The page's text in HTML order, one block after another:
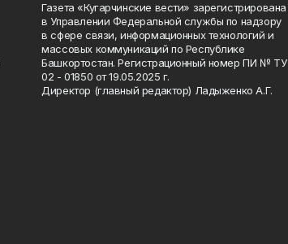
Газета «Кугарчинские вести» зарегистрирована
в Управлении Федеральной службы по надзору
в сфере связи, информационных технологий и
массовых коммуникаций по Республике
Башкортостан. Регистрационный номер ПИ № ТУ
02 - 01850 от 19.05.2025 г.
Директор (главный редактор) Ладыженко А.Г.